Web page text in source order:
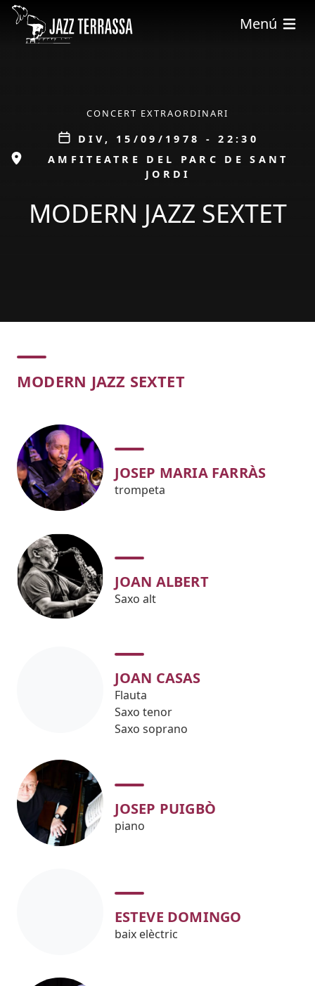
Vés al contingut
Menú
CONCERT EXTRAORDINARI
Data
DIV, 15/09/1978 - 22:30
ESPAI
AMFITEATRE DEL PARC DE SANT
JORDI
MODERN JAZZ SEXTET
Concert
MODERN JAZZ SEXTET
JOSEP MARIA FARRÀS
trompeta
JOAN ALBERT
Saxo alt
JOAN CASAS
Flauta
Saxo tenor
Saxo soprano
JOSEP PUIGBÒ
piano
ESTEVE DOMINGO
baix elèctric